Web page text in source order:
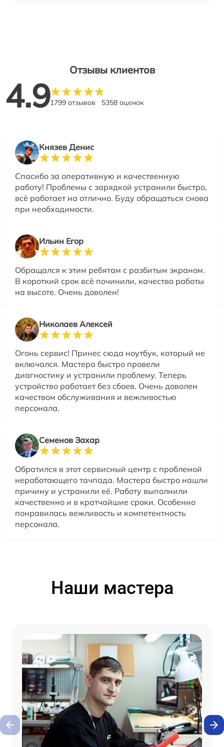
Отзывы клиентов
4.91799 отзывов 5358 оценок
Князев Денис
Спасибо за оперативную и качественную
работу! Проблемы с зарядкой устранили быстро,
всё работает на отлично. Буду обращаться снова
при необходимости.
Ильин Егор
Обращался к этим ребятам с разбитым экраном.
В короткий срок всё починили, качество работы
на высоте. Очень доволен!
Николаев Алексей
Огонь сервис! Принес сюда ноутбук, который не
включался. Мастера быстро провели
диагностику и устранили проблему. Теперь
устройство работает без сбоев. Очень доволен
качеством обслуживания и вежливостью
персонала.
Семенов Захар
Обратился в этот сервисный центр с проблемой
неработающего тачпада. Мастера быстро нашли
причину и устранили её. Работу выполнили
качественно и в кратчайшие сроки. Особенно
понравилась вежливость и компетентность
персонала.
Наши мастера